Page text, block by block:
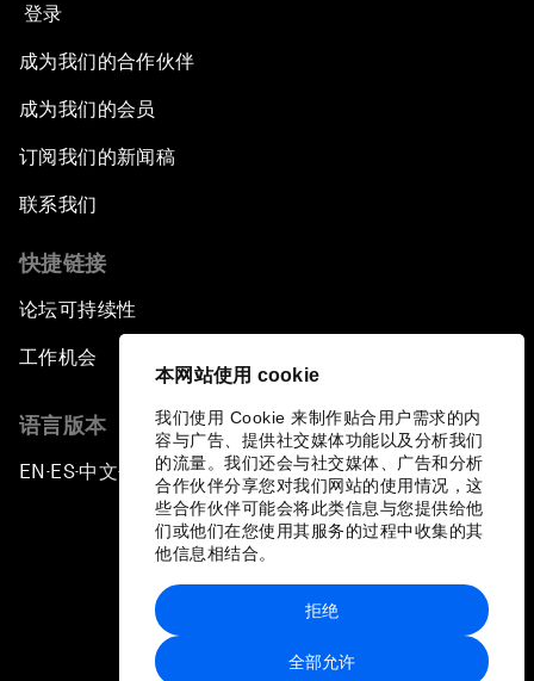
本网站使用 cookie
我们使用 Cookie 来制作贴合用户需求的内
容与广告、提供社交媒体功能以及分析我们
的流量。我们还会与社交媒体、广告和分析
合作伙伴分享您对我们网站的使用情况，这
些合作伙伴可能会将此类信息与您提供给他
们或他们在您使用其服务的过程中收集的其
他信息相结合。
全部允许
拒绝
登录
成为我们的合作伙伴
成为我们的会员
订阅我们的新闻稿
联系我们
快捷链接
论坛可持续性
工作机会
语言版本
EN ▪ES▪中文▪ 日本語
站点地图